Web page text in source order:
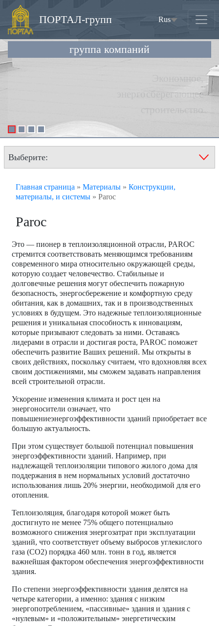
ПОРТАЛ-групп
(current) Rus
группа компаний
Выберите:
Главная страница » Материалы » Конструкции,
материалы, и системы » Paroc
Paroc
Это — пионер в теплоизоляционной отрасли, PAROC
стремится соответствовать меняющимся требованиям
современного мира относительно окружающей среды,
которую создает человечество. Стабильные и
долговечные решения могут обеспечить пожарную
безопасность, энергосбережение и комфортную среду
обитания, как в домашних, так и в производственных
условиях в будущем. Это надежные теплоизоляционные
решения и уникальная способность к инновациям,
которые призывают следовать за ними. Оставаясь
лидерами в отрасли и достигая роста, PAROC поможет
обеспечить развитие Ваших решений. Мы открыты в
своих действиях, поскольку считаем, что вдохновляя всех
своим достижениями, мы сможем задавать направления
всей строительной отрасли.
Ускорение изменения климата и рост цен на
энергоносители означает, что
повышениеэнергоэффективности зданий приобретает все
большую актуальность.
При этом существует большой потенциал повышения
энергоэффективности зданий. Например, при
надлежащей теплоизоляции типового жилого дома для
поддержания в нем нормальных условий достаточно
использования лишь 20% энергии, необходимой для его
отопления.
Теплоизоляция, благодаря которой может быть
достигнуто не менее 75% общего потенциально
возможного снижения энергозатрат при эксплуатации
зданий, что соответствует объему выбросов углекислого
газа (CO2) порядка 460 млн. тонн в год, является
важнейшая фактором обеспечения энергоэффективности
здания.
По степени энергоэффективности здания делятся на
четыре категории, а именно: здания с низким
энергопотреблением, «пассивные» здания и здания с
«нулевым» и «положительным» энергетическим